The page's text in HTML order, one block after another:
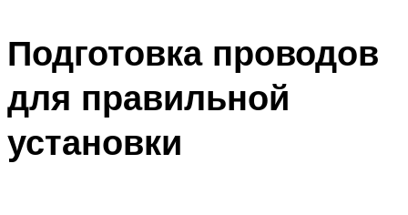
Подготовка проводов
для правильной
установки